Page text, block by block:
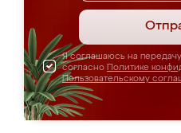
Я соглашаюсь на
согласно Политике
Пользовательскому